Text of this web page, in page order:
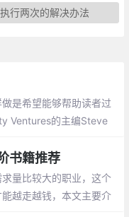
行两次的解决办法
是希望能够帮助读者过
Ventures的主编Steve
书籍推荐
量比较大的职业，这个
越走越钱，本文主要介